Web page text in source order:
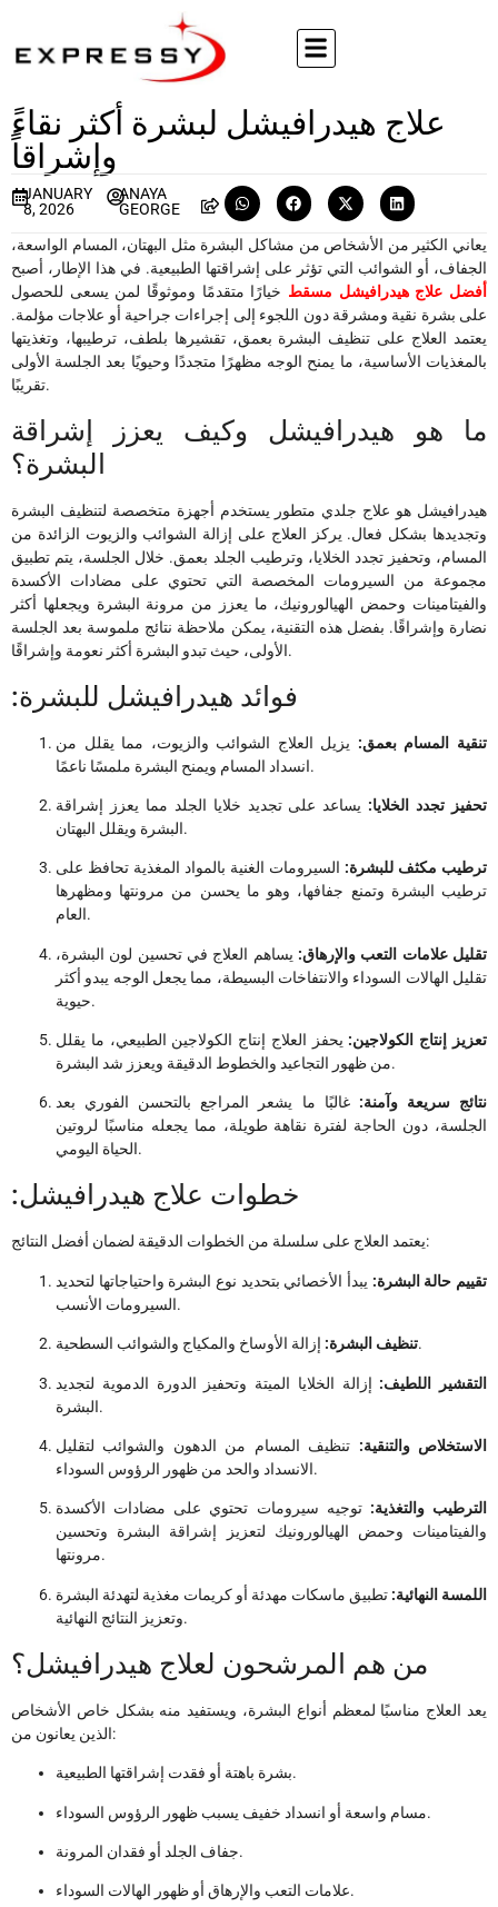
علاج هيدرافيشل لبشرة أكثر نقاءً
وإشراقاً
JANUARY
8, 2026
ANAYA
GEORGE
يعاني الكثير من الأشخاص من مشاكل البشرة مثل البهتان، المسام الواسعة،
الجفاف، أو الشوائب التي تؤثر على إشراقتها الطبيعية. في هذا الإطار، أصبح
أفضل علاج هيدرافيشل مسقط خيارًا متقدمًا وموثوقًا لمن يسعى للحصول
على بشرة نقية ومشرقة دون اللجوء إلى إجراءات جراحية أو علاجات مؤلمة.
يعتمد العلاج على تنظيف البشرة بعمق، تقشيرها بلطف، ترطيبها، وتغذيتها
بالمغذيات الأساسية، ما يمنح الوجه مظهرًا متجددًا وحيويًا بعد الجلسة الأولى
تقريبًا.
ما هو هيدرافيشل وكيف يعزز إشراقة
البشرة؟
هيدرافيشل هو علاج جلدي متطور يستخدم أجهزة متخصصة لتنظيف البشرة
وتجديدها بشكل فعال. يركز العلاج على إزالة الشوائب والزيوت الزائدة من
المسام، وتحفيز تجدد الخلايا، وترطيب الجلد بعمق. خلال الجلسة، يتم تطبيق
مجموعة من السيرومات المخصصة التي تحتوي على مضادات الأكسدة
والفيتامينات وحمض الهيالورونيك، ما يعزز من مرونة البشرة ويجعلها أكثر
نضارة وإشراقًا. بفضل هذه التقنية، يمكن ملاحظة نتائج ملموسة بعد الجلسة
الأولى، حيث تبدو البشرة أكثر نعومة وإشراقًا.
:فوائد هيدرافيشل للبشرة
تنقية المسام بعمق: يزيل العلاج الشوائب والزيوت، مما يقلل من
انسداد المسام ويمنح البشرة ملمسًا ناعمًا.
تحفيز تجدد الخلايا: يساعد على تجديد خلايا الجلد مما يعزز إشراقة
البشرة ويقلل البهتان.
ترطيب مكثف للبشرة: السيرومات الغنية بالمواد المغذية تحافظ على
ترطيب البشرة وتمنع جفافها، وهو ما يحسن من مرونتها ومظهرها
العام.
تقليل علامات التعب والإرهاق: يساهم العلاج في تحسين لون البشرة،
تقليل الهالات السوداء والانتفاخات البسيطة، مما يجعل الوجه يبدو أكثر
حيوية.
تعزيز إنتاج الكولاجين: يحفز العلاج إنتاج الكولاجين الطبيعي، ما يقلل
من ظهور التجاعيد والخطوط الدقيقة ويعزز شد البشرة.
نتائج سريعة وآمنة: غالبًا ما يشعر المراجع بالتحسن الفوري بعد
الجلسة، دون الحاجة لفترة نقاهة طويلة، مما يجعله مناسبًا لروتين
الحياة اليومي.
:خطوات علاج هيدرافيشل
يعتمد العلاج على سلسلة من الخطوات الدقيقة لضمان أفضل النتائج:
تقييم حالة البشرة: يبدأ الأخصائي بتحديد نوع البشرة واحتياجاتها لتحديد
السيرومات الأنسب.
تنظيف البشرة:إزالة الأوساخ والمكياج والشوائب السطحية.
التقشير اللطيف: إزالة الخلايا الميتة وتحفيز الدورة الدموية لتجديد
البشرة.
الاستخلاص والتنقية: تنظيف المسام من الدهون والشوائب لتقليل
الانسداد والحد من ظهور الرؤوس السوداء.
الترطيب والتغذية: توجيه سيرومات تحتوي على مضادات الأكسدة
والفيتامينات وحمض الهيالورونيك لتعزيز إشراقة البشرة وتحسين
مرونتها.
اللمسة النهائية: تطبيق ماسكات مهدئة أو كريمات مغذية لتهدئة البشرة
وتعزيز النتائج النهائية.
من هم المرشحون لعلاج هيدرافيشل؟
يعد العلاج مناسبًا لمعظم أنواع البشرة، ويستفيد منه بشكل خاص الأشخاص
الذين يعانون من:
بشرة باهتة أو فقدت إشراقتها الطبيعية.
مسام واسعة أو انسداد خفيف يسبب ظهور الرؤوس السوداء.
جفاف الجلد أو فقدان المرونة.
علامات التعب والإرهاق أو ظهور الهالات السوداء.